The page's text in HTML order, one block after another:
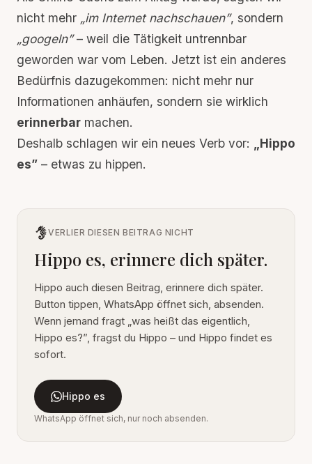
nicht mehr „im Internet nachschauen”, sondern
„googeln”– weil die Tätigkeit untrennbar
geworden war vom Leben. Jetzt ist ein anderes
Bedürfnis dazugekommen: nicht mehr nur
Informationen anhäufen, sondern sie wirklich
erinnerbar machen.
Deshalb schlagen wir ein neues Verb vor:
„Hippo
es” – etwas zu hippen.
VERLIER DIESEN BEITRAG NICHT
Hippo es, erinnere dich später.
Hippo auch diesen Beitrag, erinnere dich später.
Button tippen, WhatsApp öffnet sich, absenden.
Wenn jemand fragt „was heißt das eigentlich,
Hippo es?”, fragst du Hippo – und Hippo findet es
sofort.
Hippo es
WhatsApp öffnet sich, nur noch absenden.